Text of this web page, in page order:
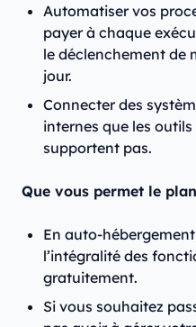
Automatiser vos
payer à chaque
le déclenchement de
jour.
Connecter des
internes que les
supportent pas.
Que vous permet le
En auto-
l’intégralité des
gratuitement.
Si vous souhaitez